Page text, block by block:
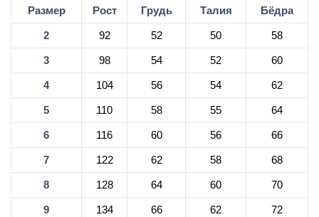
Размер Рост Грудь Талия Бёдра
2 92 52 50 58
3 98 54 52 60
4 104 56 54 62
5 110 58 55 64
6 116 60 56 66
7 122 62 58 68
8 128 64 60 70
9 134 66 62 72